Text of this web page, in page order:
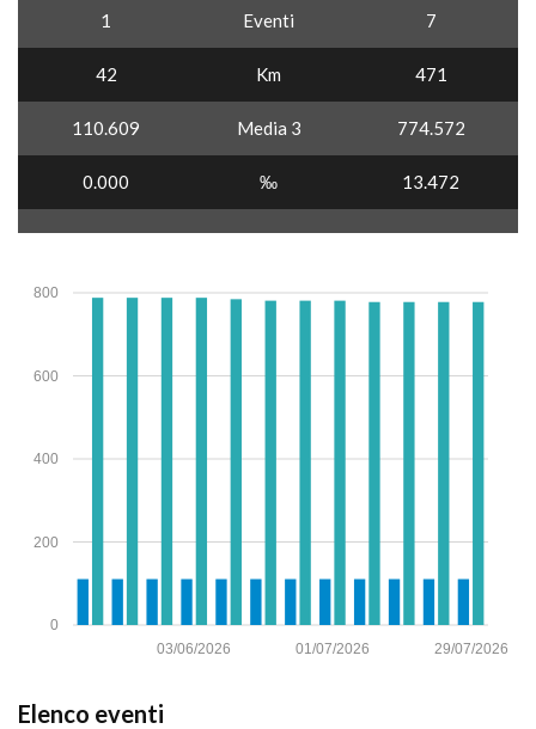
1 Eventi 7
42 Km 471
110.609 Media 3 774.572
0.000 ‰ 13.472
0
200
400
600
800
29/07/2026
01/07/2026
03/06/2026
Elenco eventi